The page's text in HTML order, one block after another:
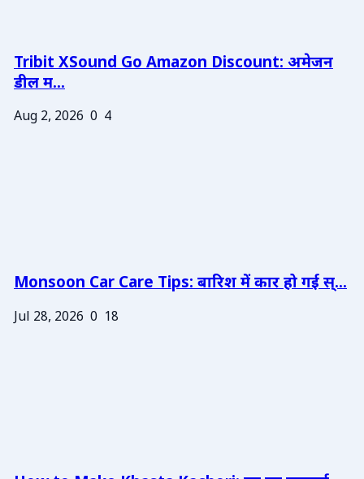
Tribit XSound Go Amazon Discount: अमेजन
डील म...
Aug 2, 2026 0 4
Monsoon Car Care Tips: बारिश में कार हो गई स्...
Jul 28, 2026 0 18